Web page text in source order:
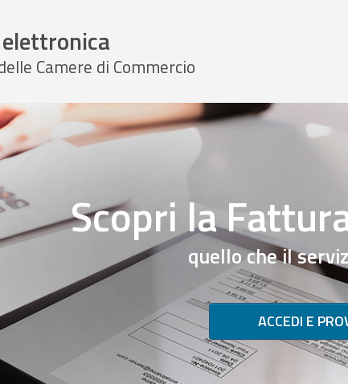
Camere di Commercio
Scopri la
quello che il
ACCEDI E